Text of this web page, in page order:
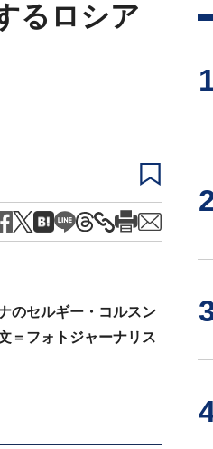
るロシア
のセルギー・コルスン
＝フォトジャーナリス